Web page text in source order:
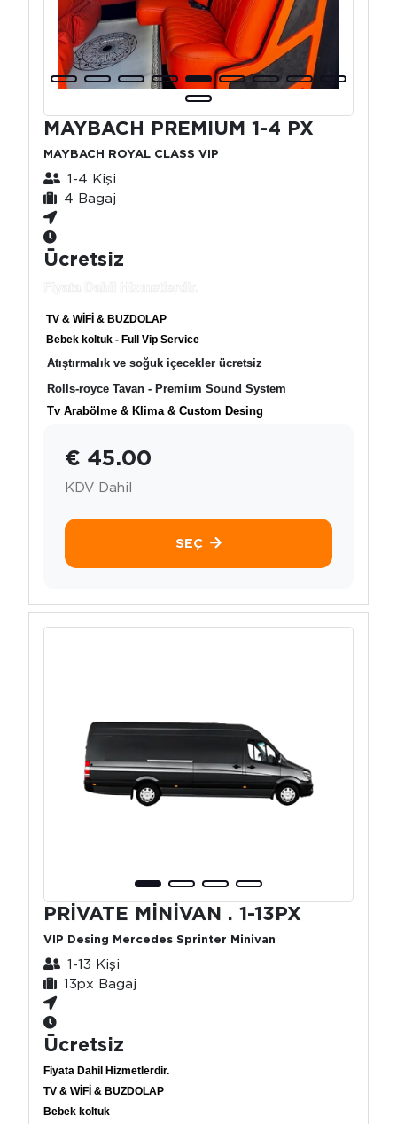
MAYBACH PREMIUM 1-4 PX
MAYBACH ROYAL CLASS VIP
1-4 Kişi
4 Bagaj
Ücretsiz
Fiyata Dahil Hizmetlerdir.
TV & WİFİ & BUZDOLAP
Bebek koltuk - Full Vip Service
Atıştırmalık ve soğuk içecekler ücretsiz
Rolls-royce Tavan - Premiım Sound System
Tv Arabölme & Klima & Custom Desing
€ 45.00
KDV Dahil
SEÇ
PRİVATE MİNİVAN . 1-13PX
VIP Desing Mercedes Sprinter Minivan
1-13 Kişi
13px Bagaj
Ücretsiz
Fiyata Dahil Hizmetlerdir.
TV & WİFİ & BUZDOLAP
Bebek koltuk